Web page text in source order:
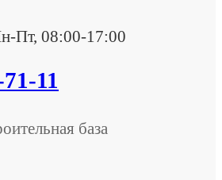
Пт, 08:00-17:00
11
база